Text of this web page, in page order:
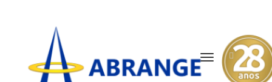
ALTERNAR
NAVEGAÇÃO